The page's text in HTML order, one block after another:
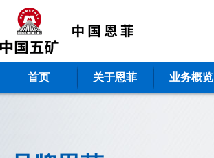
首页 关于恩菲 业务概览